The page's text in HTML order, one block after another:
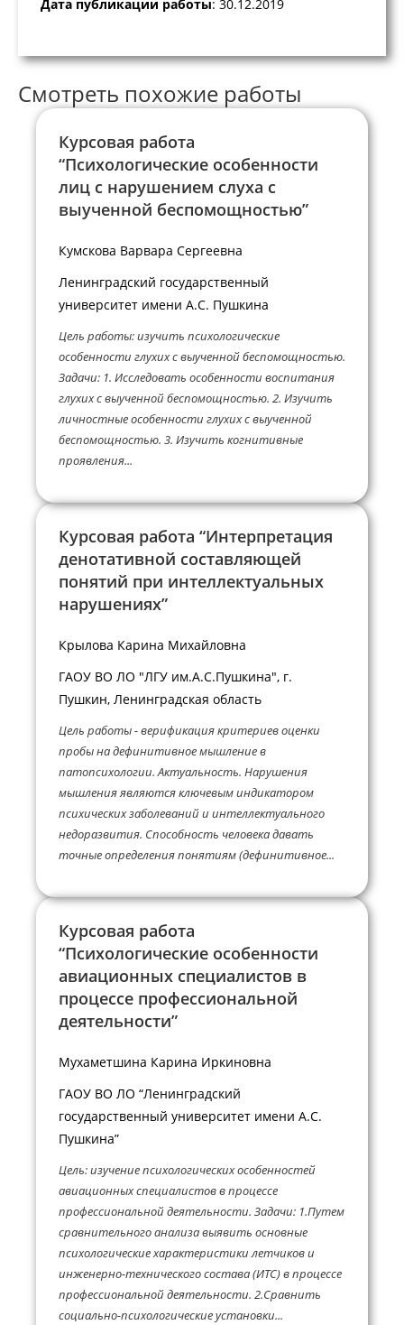
Дата публикации работы: 30.12.2019
Смотреть похожие работы
Курсовая работа
“Психологические особенности
лиц с нарушением слуха с
выученной беспомощностью”
Кумскова Варвара Сергеевна
Ленинградский государственный
университет имени А.С. Пушкина
Цель работы: изучить психологические
особенности глухих с выученной беспомощностью.
Задачи: 1. Исследовать особенности воспитания
глухих с выученной беспомощностью. 2. Изучить
личностные особенности глухих с выученной
беспомощностью. 3. Изучить когнитивные
проявления...
Курсовая работа “Интерпретация
денотативной составляющей
понятий при интеллектуальных
нарушениях”
Крылова Карина Михайловна
ГАОУ ВО ЛО "ЛГУ им.А.С.Пушкина", г.
Пушкин, Ленинградская область
Цель работы - верификация критериев оценки
пробы на дефинитивное мышление в
патопсихологии. Актуальность. Нарушения
мышления являются ключевым индикатором
психических заболеваний и интеллектуального
недоразвития. Способность человека давать
точные определения понятиям (дефинитивное...
Курсовая работа
“Психологические особенности
авиационных специалистов в
процессе профессиональной
деятельности”
Мухаметшина Карина Иркиновна
ГАОУ ВО ЛО “Ленинградский
государственный университет имени А.С.
Пушкина”
Цель: изучение психологических особенностей
авиационных специалистов в процессе
профессиональной деятельности. Задачи: 1.Путем
сравнительного анализа выявить основные
психологические характеристики летчиков и
инженерно-технического состава (ИТС) в процессе
профессиональной деятельности. 2.Сравнить
социально-психологические установки...